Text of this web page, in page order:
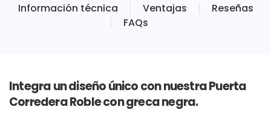
Información técnica Ventajas
Reseñas
FAQs
Integra un diseño único con nuestra Puerta
Corredera Roble con greca negra.